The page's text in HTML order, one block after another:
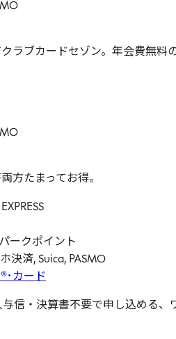
ラブカードセゾン。年会費無料
方たまってお得。
ークポイント
決済, Suica, PASMO
･カード
信・決算書不要で申し込める、